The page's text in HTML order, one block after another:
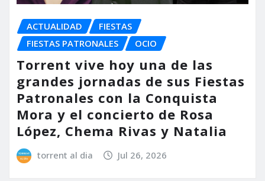
ACTUALIDAD
FIESTAS
FIESTAS PATRONALES
OCIO
Torrent vive hoy una de las
grandes jornadas de sus Fiestas
Patronales con la Conquista
Mora y el concierto de Rosa
López, Chema Rivas y Natalia
torrent al dia Jul 26, 2026